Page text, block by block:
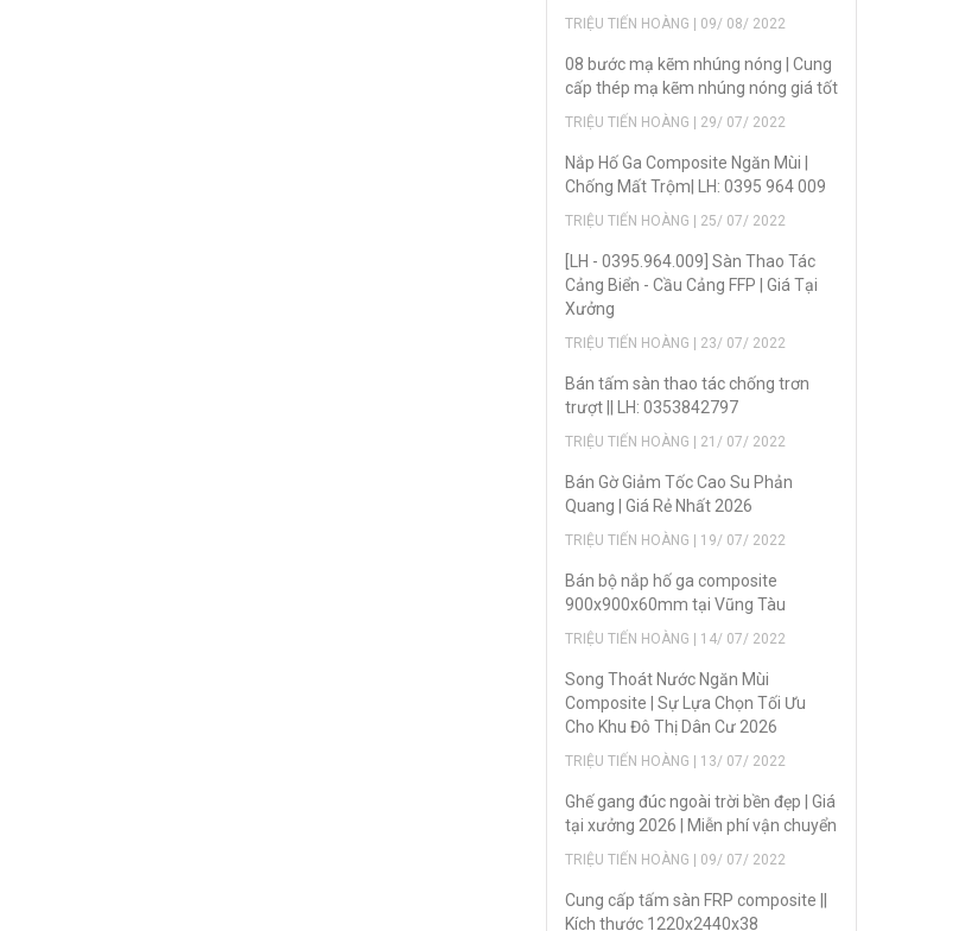
TRIỆU TIẾN HOÀNG | 09/ 08/ 2022
08 bước mạ kẽm nhúng nóng | Cung
cấp thép mạ kẽm nhúng nóng giá tốt
TRIỆU TIẾN HOÀNG | 29/ 07/ 2022
Nắp Hố Ga Composite Ngăn Mùi |
Chống Mất Trộm| LH: 0395 964 009
TRIỆU TIẾN HOÀNG | 25/ 07/ 2022
[LH - 0395.964.009] Sàn Thao Tác
Cảng Biển - Cầu Cảng FFP | Giá Tại
Xưởng
TRIỆU TIẾN HOÀNG | 23/ 07/ 2022
Bán tấm sàn thao tác chống trơn
trượt || LH: 0353842797
TRIỆU TIẾN HOÀNG | 21/ 07/ 2022
Bán Gờ Giảm Tốc Cao Su Phản
Quang | Giá Rẻ Nhất 2026
TRIỆU TIẾN HOÀNG | 19/ 07/ 2022
Bán bộ nắp hố ga composite
900x900x60mm tại Vũng Tàu
TRIỆU TIẾN HOÀNG | 14/ 07/ 2022
Song Thoát Nước Ngăn Mùi
Composite | Sự Lựa Chọn Tối Ưu
Cho Khu Đô Thị Dân Cư 2026
TRIỆU TIẾN HOÀNG | 13/ 07/ 2022
Ghế gang đúc ngoài trời bền đẹp | Giá
tại xưởng 2026 | Miễn phí vận chuyển
TRIỆU TIẾN HOÀNG | 09/ 07/ 2022
Cung cấp tấm sàn FRP composite ||
Kích thước 1220x2440x38